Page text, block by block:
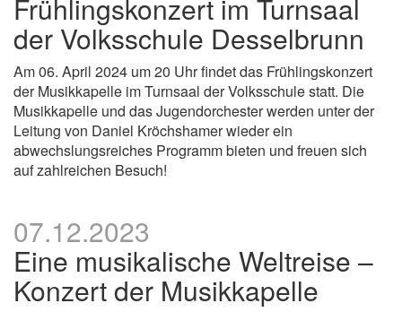
Frühlingskonzert im Turnsaal
der Volksschule Desselbrunn
Am 06. April 2024 um 20 Uhr findet das Frühlingskonzert
der Musikkapelle im Turnsaal der Volksschule statt. Die
Musikkapelle und das Jugendorchester werden unter der
Leitung von Daniel Kröchshamer wieder ein
abwechslungsreiches Programm bieten und freuen sich
auf zahlreichen Besuch!
07.12.2023
Eine musikalische Weltreise –
Konzert der Musikkapelle